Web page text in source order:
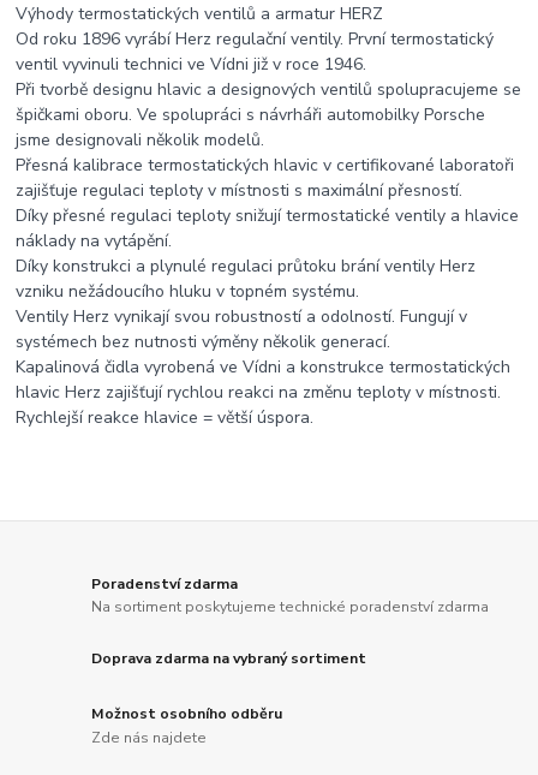
Výhody termostatických ventilů a armatur HERZ
Od roku 1896 vyrábí Herz regulační ventily. První termostatický
ventil vyvinuli technici ve Vídni již v roce 1946.
Při tvorbě designu hlavic a designových ventilů spolupracujeme se
špičkami oboru. Ve spolupráci s návrháři automobilky Porsche
jsme designovali několik modelů.
Přesná kalibrace termostatických hlavic v certifikované laboratoři
zajišťuje regulaci teploty v místnosti s maximální přesností.
Díky přesné regulaci teploty snižují termostatické ventily a hlavice
náklady na vytápění.
Díky konstrukci a plynulé regulaci průtoku brání ventily Herz
vzniku nežádoucího hluku v topném systému.
Ventily Herz vynikají svou robustností a odolností. Fungují v
systémech bez nutnosti výměny několik generací.
Kapalinová čidla vyrobená ve Vídni a konstrukce termostatických
hlavic Herz zajišťují rychlou reakci na změnu teploty v místnosti.
Rychlejší reakce hlavice = větší úspora.
Poradenství zdarma
Na sortiment poskytujeme technické poradenství zdarma
Doprava zdarma na vybraný sortiment
Možnost osobního odběru
Zde nás najdete